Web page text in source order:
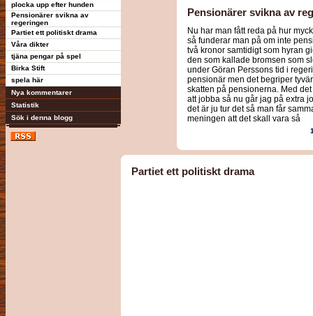
plocka upp efter hunden
Pensionärer svikna av
regeringen
Partiet ett politiskt drama
Våra dikter
tjäna pengar på spel
Birka Stift
spela här
Nya kommentarer
Statistik
Sök i denna blogg
Pensionärer svikna av
Nu har man fått reda på hur
så funderar man på om inte
två kronor samtidigt som hyran
den som kallade bromsen som
under Göran Perssons tid i
pensionär men det begriper
skatten på pensionerna. Med
att jobba så nu går jag på extra
det är ju tur det så man får
meningen att det skall vara så
Partiet ett politiskt drama